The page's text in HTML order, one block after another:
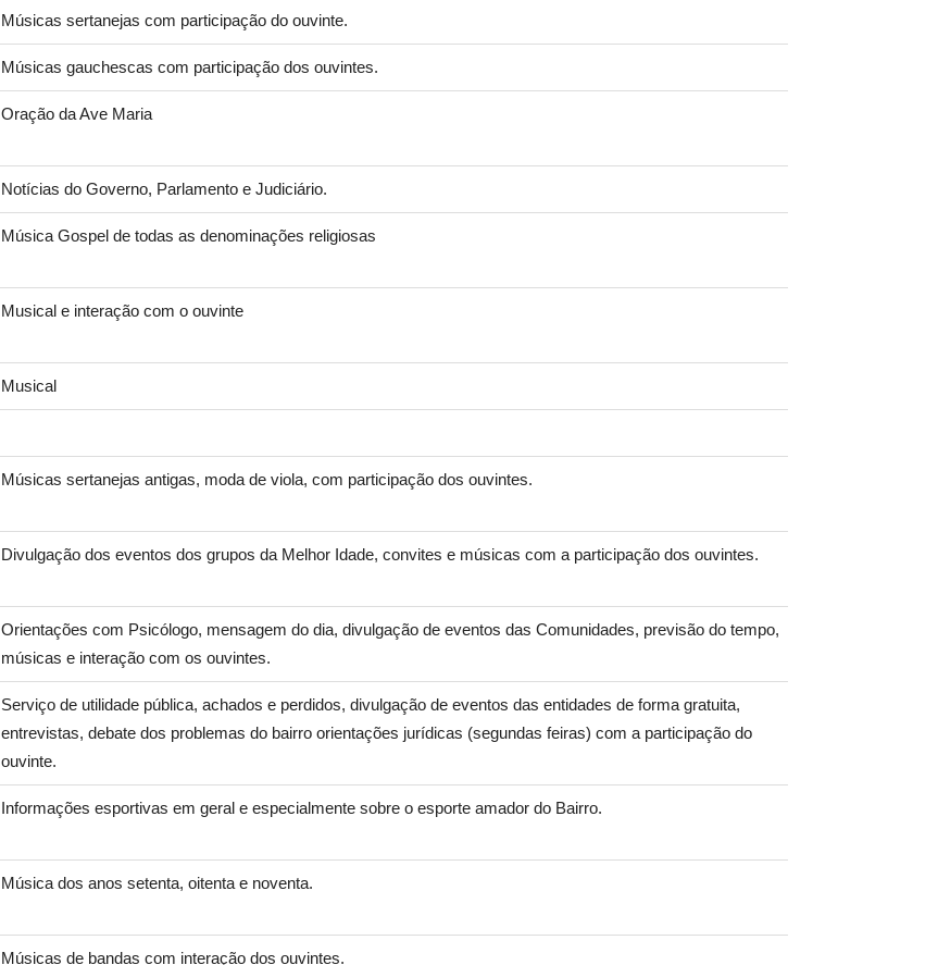
Músicas sertanejas com participação do ouvinte.
Músicas gauchescas com participação dos ouvintes.
Oração da Ave Maria
Notícias do Governo, Parlamento e Judiciário.
Música Gospel de todas as denominações religiosas
Musical e interação com o ouvinte
Musical
Músicas sertanejas antigas, moda de viola, com participação dos ouvintes.
Divulgação dos eventos dos grupos da Melhor Idade, convites e músicas com a participação dos ouvintes.
Orientações com Psicólogo, mensagem do dia, divulgação de eventos das Comunidades, previsão do tempo,
músicas e interação com os ouvintes.
Serviço de utilidade pública, achados e perdidos, divulgação de eventos das entidades de forma gratuita,
entrevistas, debate dos problemas do bairro orientações jurídicas (segundas feiras) com a participação do
ouvinte.
Informações esportivas em geral e especialmente sobre o esporte amador do Bairro.
Música dos anos setenta, oitenta e noventa.
Músicas de bandas com interação dos ouvintes.